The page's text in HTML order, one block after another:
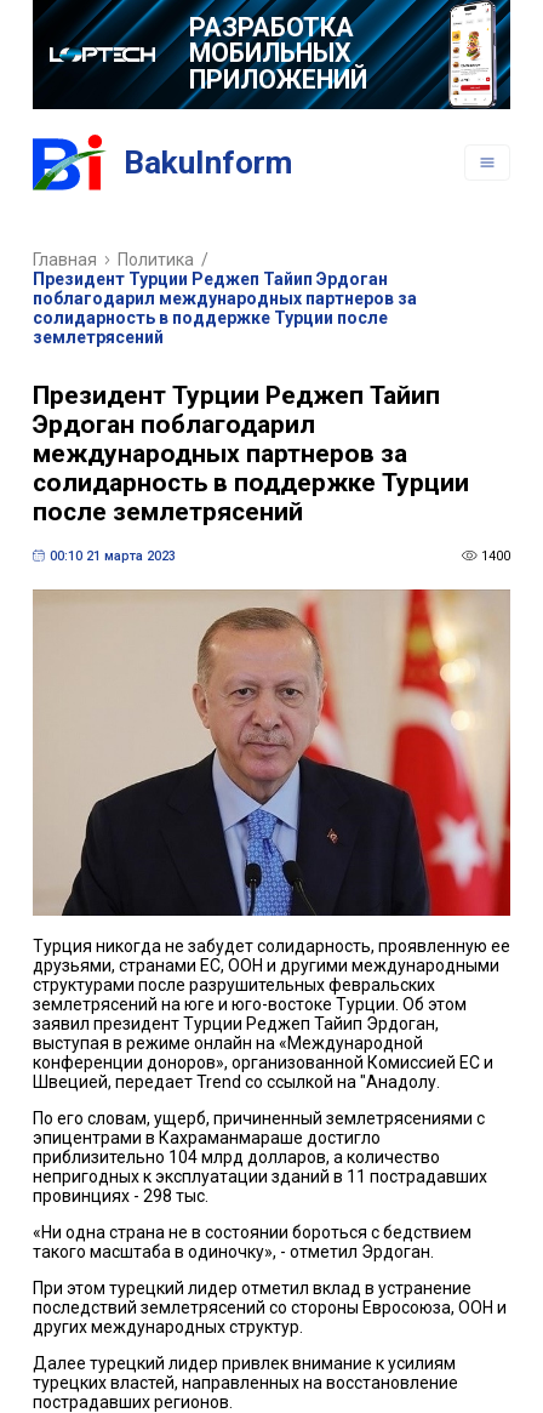
РАЗРАБОТКА
МОБИЛЬНЫХ
ПРИЛОЖЕНИЙ
BakuInform
Главная Политика /
Президент Турции Реджеп Тайип Эрдоган
поблагодарил международных партнеров за
солидарность в поддержке Турции после
землетрясений
Президент Турции Реджеп Тайип
Эрдоган поблагодарил
международных партнеров за
солидарность в поддержке Турции
после землетрясений
00:10 21 марта 2023 1400
Турция никогда не забудет солидарность, проявленную ее
друзьями, странами ЕС, ООН и другими международными
структурами после разрушительных февральских
землетрясений на юге и юго-востоке Турции. Об этом
заявил президент Турции Реджеп Тайип Эрдоган,
выступая в режиме онлайн на «Международной
конференции доноров», организованной Комиссией ЕС и
Швецией, передает Trend со ссылкой на "Анадолу.
По его словам, ущерб, причиненный землетрясениями с
эпицентрами в Кахраманмараше достигло
приблизительно 104 млрд долларов, а количество
непригодных к эксплуатации зданий в 11 пострадавших
провинциях - 298 тыс.
«Ни одна страна не в состоянии бороться с бедствием
такого масштаба в одиночку», - отметил Эрдоган.
При этом турецкий лидер отметил вклад в устранение
последствий землетрясений со стороны Евросоюза, ООН и
других международных структур.
Далее турецкий лидер привлек внимание к усилиям
турецких властей, направленных на восстановление
пострадавших регионов.